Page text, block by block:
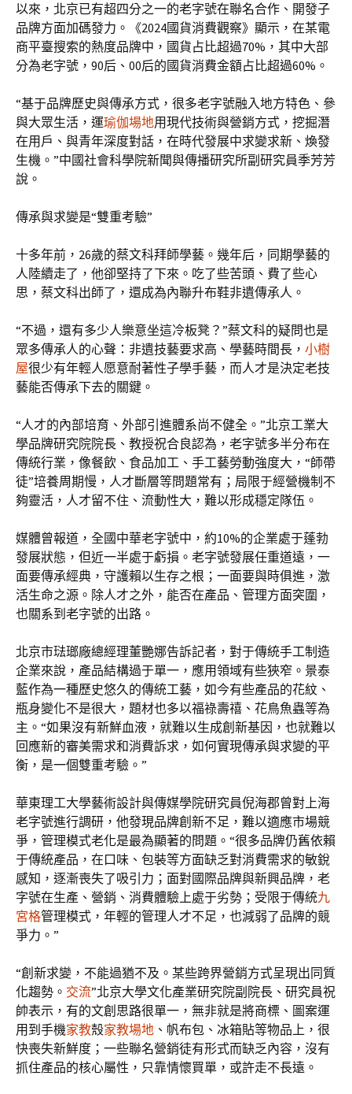
以來，北京已有超四分之一的老字號在聯名合作、開發子
品牌方面加碼發力。《2024國貨消費觀察》顯示，在某電
商平臺搜索的熱度品牌中，國貨占比超過70%，其中大部
分為老字號，90后、00后的國貨消費金額占比超過60%。
“基于品牌歷史與傳承方式，很多老字號融入地方特色、參
與大眾生活，運瑜伽場地用現代技術與營銷方式，挖掘潛
在用戶、與青年深度對話，在時代發展中求變求新、煥發
生機。”中國社會科學院新聞與傳播研究所副研究員季芳芳
說。
傳承與求變是“雙重考驗”
十多年前，26歲的蔡文科拜師學藝。幾年后，同期學藝的
人陸續走了，他卻堅持了下來。吃了些苦頭、費了些心
思，蔡文科出師了，還成為內聯升布鞋非遺傳承人。
“不過，還有多少人樂意坐這冷板凳？”蔡文科的疑問也是
眾多傳承人的心聲：非遺技藝要求高、學藝時間長， 小樹
屋很少有年輕人愿意耐著性子學手藝，而人才是決定老技
藝能否傳承下去的關鍵。
“人才的內部培育、外部引進體系尚不健全。”北京工業大
學品牌研究院院長、教授祝合良認為，老字號多半分布在
傳統行業，像餐飲、食品加工、手工藝勞動強度大，“師帶
徒”培養周期慢，人才斷層等問題常有；局限于經營機制不
夠靈活，人才留不住、流動性大，難以形成穩定隊伍。
媒體曾報道，全國中華老字號中，約10%的企業處于蓬勃
發展狀態，但近一半處于虧損。老字號發展任重道遠，一
面要傳承經典，守護賴以生存之根；一面要與時俱進，激
活生命之源。除人才之外，能否在產品、管理方面突圍，
也關系到老字號的出路。
北京市琺瑯廠總經理董艷娜告訴記者，對于傳統手工制造
企業來說，產品結構過于單一，應用領域有些狹窄。景泰
藍作為一種歷史悠久的傳統工藝，如今有些產品的花紋、
瓶身變化不是很大，題材也多以福祿壽禧、花鳥魚蟲等為
主。“如果沒有新鮮血液，就難以生成創新基因，也就難以
回應新的審美需求和消費訴求，如何實現傳承與求變的平
衡，是一個雙重考驗。”
華東理工大學藝術設計與傳媒學院研究員倪海郡曾對上海
老字號進行調研，他發現品牌創新不足，難以適應市場競
爭，管理模式老化是最為顯著的問題。“很多品牌仍舊依賴
于傳統產品，在口味、包裝等方面缺乏對消費需求的敏銳
感知，逐漸喪失了吸引力；面對國際品牌與新興品牌，老
字號在生產、營銷、消費體驗上處于劣勢；受限于傳統九
宮格管理模式，年輕的管理人才不足，也減弱了品牌的競
爭力。”
“創新求變，不能過猶不及。某些跨界營銷方式呈現出同質
化趨勢。 交流”北京大學文化產業研究院副院長、研究員祝
帥表示，有的文創思路很單一，無非就是將商標、圖案運
用到手機家教殼家教場地 、帆布包、冰箱貼等物品上，很
快喪失新鮮度；一些聯名營銷徒有形式而缺乏內容，沒有
抓住產品的核心屬性，只靠情懷買單，或許走不長遠。